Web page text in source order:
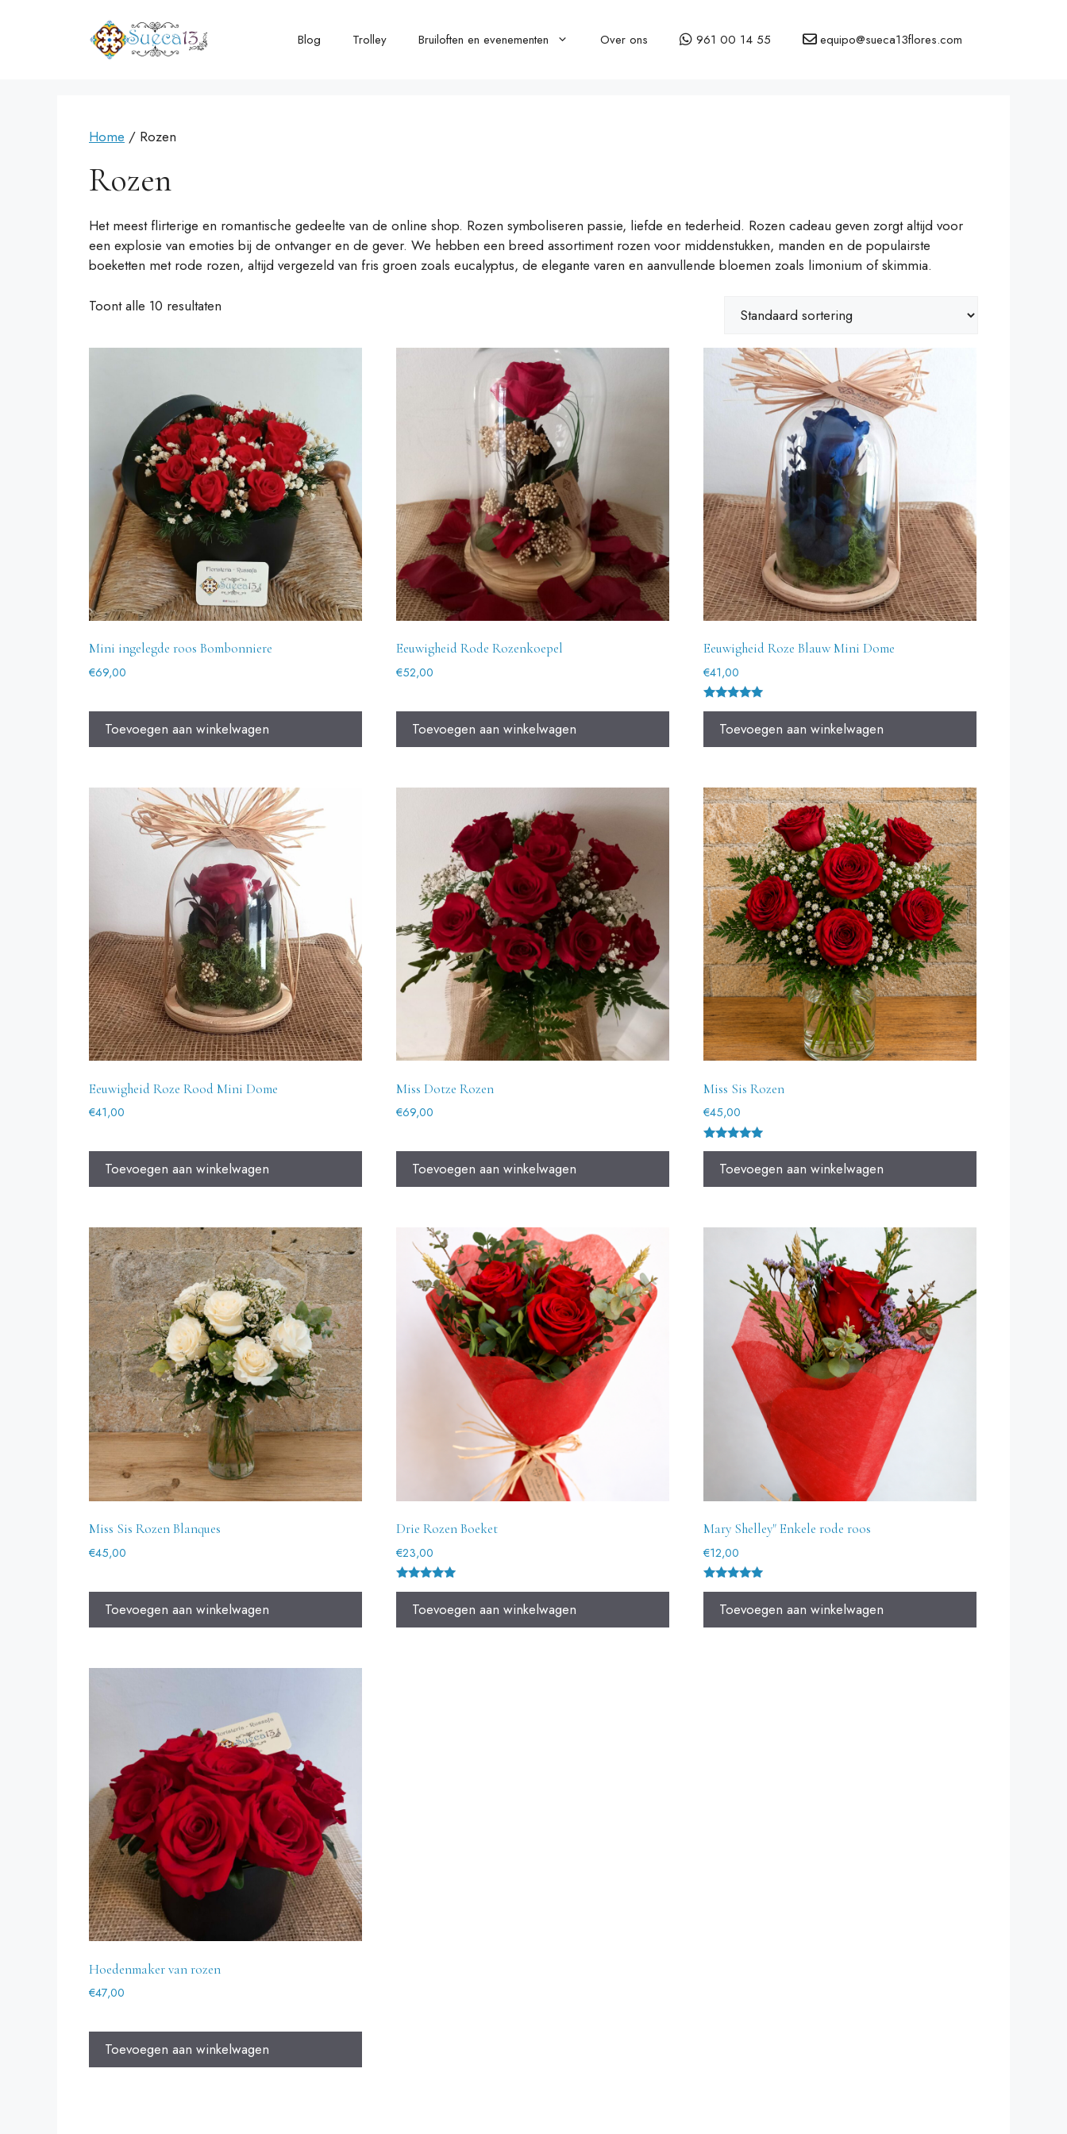
Blog Trolley Bruiloften en evenementen Over ons 961 00 14 55 equipo@sueca13flores.com
Home / Rozen
Rozen
Het meest flirterige en romantische gedeelte van de online shop. Rozen symboliseren passie, liefde en tederheid. Rozen cadeau geven zorgt altijd voor
een explosie van emoties bij de ontvanger en de gever. We hebben een breed assortiment rozen voor middenstukken, manden en de populairste
boeketten met rode rozen, altijd vergezeld van fris groen zoals eucalyptus, de elegante varen en aanvullende bloemen zoals limonium of skimmia.
Toont alle 10 resultaten
Mini ingelegde roos Bombonniere
€69,00
Toevoegen aan winkelwagen
Eeuwigheid Rode Rozenkoepel
€52,00
Toevoegen aan winkelwagen
Eeuwigheid Roze Blauw Mini Dome
€41,00
Gewaardeer
5.00Toevoegen aan winkelwagen
Eeuwigheid Roze Rood Mini Dome
€41,00
Toevoegen aan winkelwagen
Miss Dotze Rozen
€69,00
Toevoegen aan winkelwagen
Miss Sis Rozen
€45,00
Gewaardeer
5.00Toevoegen aan winkelwagen
Miss Sis Rozen Blanques
€45,00
Toevoegen aan winkelwagen
Drie Rozen Boeket
€23,00
Toevoegen aan winkelwagen
Mary Shelley" Enkele rode roos
€12,00
Toevoegen aan winkelwagen
Hoedenmaker van rozen
€47,00
Toevoegen aan winkelwagen